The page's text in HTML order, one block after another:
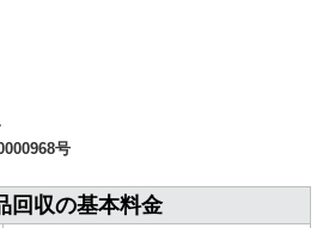
号
回収の基本料金